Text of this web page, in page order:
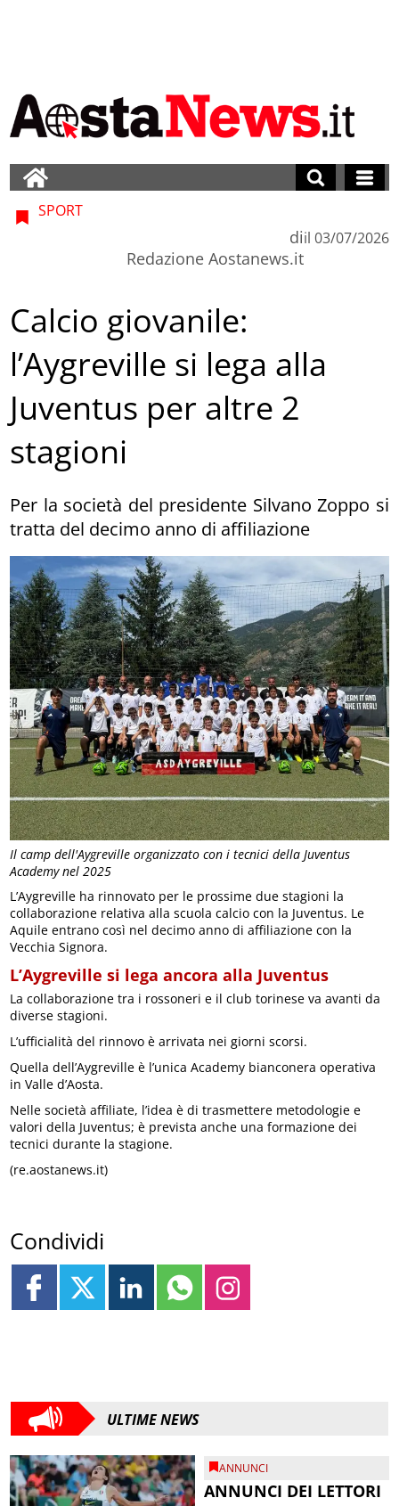
Il camp dell'Aygreville organizzato con i tecnici della Juventus
Academy nel 2025
SPORT
di
Redazione Aostanews.it
il 03/07/2026
Calcio giovanile:
l’Aygreville si lega alla
Juventus per altre 2
stagioni
Per la società del presidente Silvano Zoppo si
tratta del decimo anno di affiliazione
L’Aygreville ha rinnovato per le prossime due stagioni la
collaborazione relativa alla scuola calcio con la Juventus. Le
Aquile entrano così nel decimo anno di affiliazione con la
Vecchia Signora.
L’Aygreville si lega ancora alla Juventus
La collaborazione tra i rossoneri e il club torinese va avanti da
diverse stagioni.
L’ufficialità del rinnovo è arrivata nei giorni scorsi.
Quella dell’Aygreville è l’unica Academy bianconera operativa
in Valle d’Aosta.
Nelle società affiliate, l’idea è di trasmettere metodologie e
valori della Juventus; è prevista anche una formazione dei
tecnici durante la stagione.
(re.aostanews.it)
Condividi
ULTIME NEWS
ANNUNCI
ANNUNCI DEI LETTORI